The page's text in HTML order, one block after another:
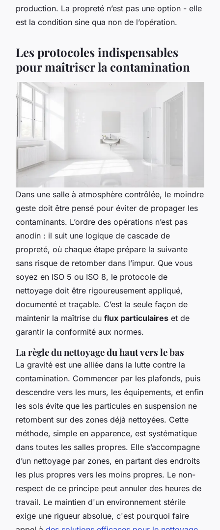
production. La propreté n’est pas une option - elle
est la condition sine qua non de l’opération.
Les protocoles indispensables
pour maîtriser la contamination
Dans une salle à atmosphère contrôlée, le moindre
geste doit être pensé pour éviter de propager les
contaminants. L’ordre des opérations n’est pas
anodin : il suit une logique de cascade de
propreté, où chaque étape prépare la suivante
sans risque de retomber dans l’impur. Que vous
soyez en ISO 5 ou ISO 8, le protocole de
nettoyage doit être rigoureusement appliqué,
documenté et traçable. C’est la seule façon de
maintenir la maîtrise du flux particulaires et de
garantir la conformité aux normes.
La règle du nettoyage du haut vers le bas
La gravité est une alliée dans la lutte contre la
contamination. Commencer par les plafonds, puis
descendre vers les murs, les équipements, et enfin
les sols évite que les particules en suspension ne
retombent sur des zones déjà nettoyées. Cette
méthode, simple en apparence, est systématique
dans toutes les salles propres. Elle s’accompagne
d’un nettoyage par zones, en partant des endroits
les plus propres vers les moins propres. Le non-
respect de ce principe peut annuler des heures de
travail. Le maintien d'un environnement stérile
exige une rigueur absolue, c'est pourquoi faire